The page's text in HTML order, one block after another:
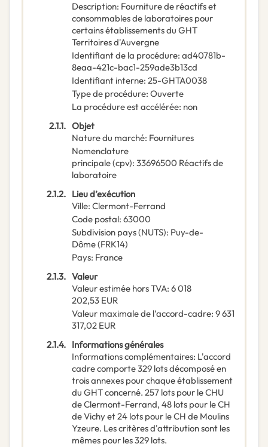
Description: Fourniture de réactifs et
consommables de laboratoires pour
certains établissements du GHT
Territoires d'Auvergne
Identifiant de la procédure: ad40781b-
8eaa-421c-bac1-259ade3b13cd
Identifiant interne: 25-GHTA0038
Type de procédure: Ouverte
La procédure est accélérée: non
2.1.1. Objet
Nature du marché: Fournitures
Nomenclature
principale(cpv): 33696500 Réactifs de
laboratoire
2.1.2. Lieu d’exécution
Ville: Clermont-Ferrand
Code postal: 63000
Subdivision pays (NUTS): Puy-de-
Dôme(FRK14)
Pays: France
2.1.3. Valeur
Valeur estimée hors TVA: 6 018
202,53 EUR
Valeur maximale de l’accord-cadre: 9 631
317,02 EUR
2.1.4. Informations générales
Informations complémentaires: L'accord
cadre comporte 329 lots décomposé en
trois annexes pour chaque établissement
du GHT concerné. 257 lots pour le CHU
de Clermont-Ferrand, 48 lots pour le CH
de Vichy et 24 lots pour le CH de Moulins
Yzeure. Les critères d'attribution sont les
mêmes pour les 329 lots.